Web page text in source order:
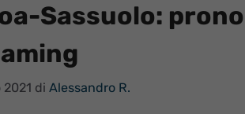
Sassuolo:
2021 di Alessandro R.